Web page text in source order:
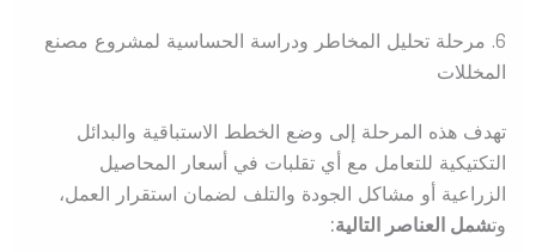
6. مرحلة تحليل المخاطر ودراسة الحساسية لمشروع مصنع
المخللات
تهدف هذه المرحلة إلى وضع الخطط الاستباقية والبدائل
التكتيكية للتعامل مع أي تقلبات في أسعار المحاصيل
الزراعية أو مشاكل الجودة والتلف لضمان استقرار العمل،
وتشمل العناصر التالية: